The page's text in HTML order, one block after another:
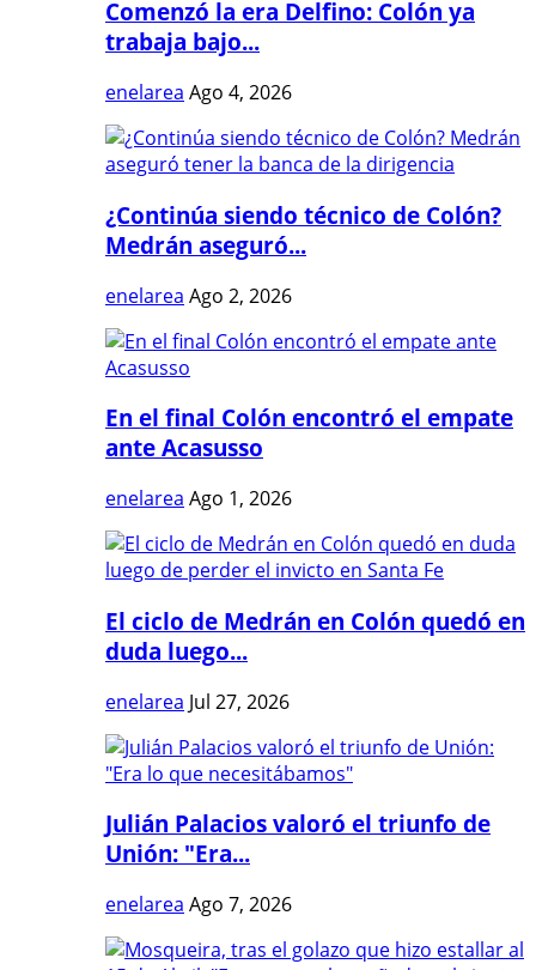
Comenzó la era Delfino: Colón ya
trabaja bajo...
enelarea Ago 4, 2026
¿Continúa siendo técnico de Colón?
Medrán aseguró...
enelarea Ago 2, 2026
En el final Colón encontró el empate
ante Acasusso
enelarea Ago 1, 2026
El ciclo de Medrán en Colón quedó en
duda luego...
enelarea Jul 27, 2026
Julián Palacios valoró el triunfo de
Unión: "Era...
enelarea Ago 7, 2026